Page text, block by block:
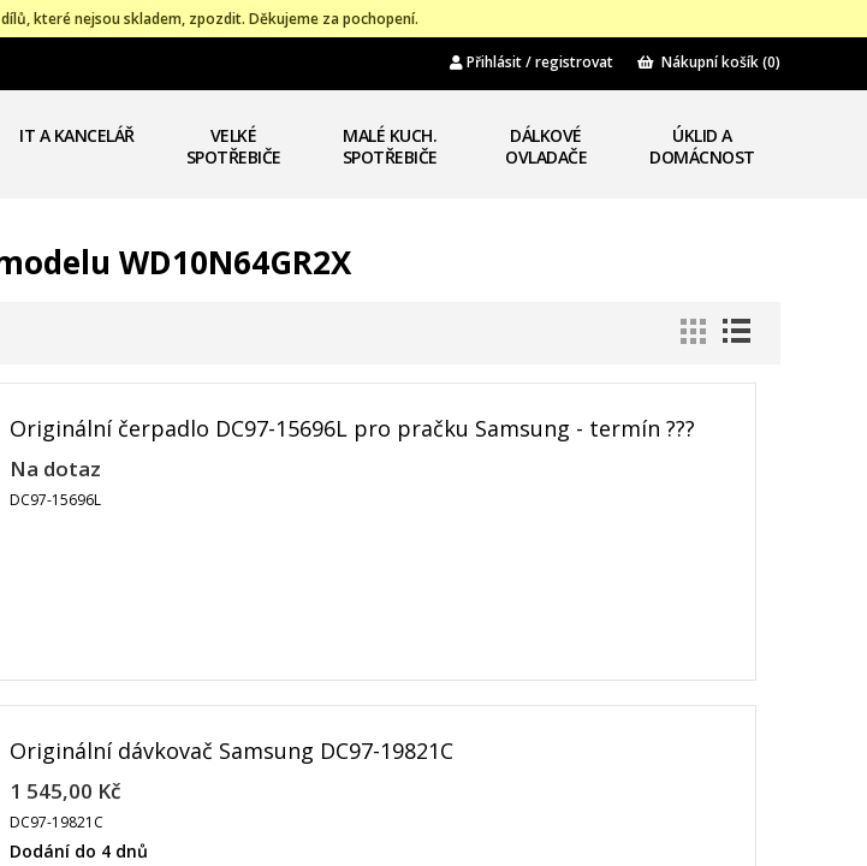
které nejsou skladem, zpozdit. Děkujeme za pochopení.
Přihlásit / registrovat Nákupní košík(0)
IT A KANCELÁŘ
VELKÉ
SPOTŘEBIČE
MALÉ KUCH.
SPOTŘEBIČE
DÁLKOVÉ
OVLADAČE
ÚKLID A
DOMÁCNOST
WD10N64GR2X
Originální čerpadlo DC97-15696L pro pračku Samsung - termín ???
Na dotaz
DC97-15696L
Originální dávkovač Samsung DC97-19821C
1 545,00 Kč
DC97-19821C
Dodání do 4 dnů